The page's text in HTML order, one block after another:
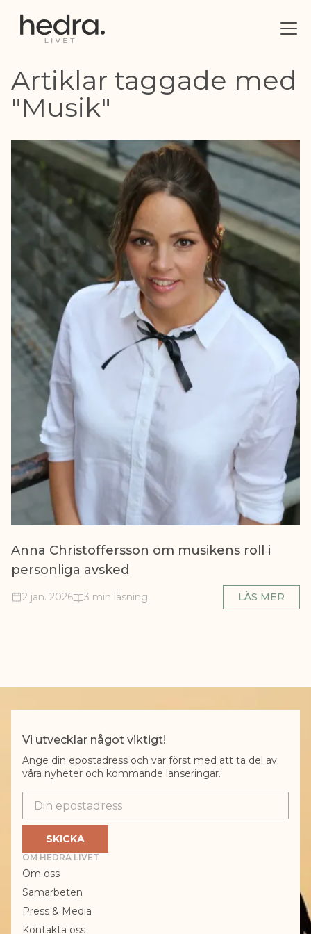
Artiklar taggade med
"Musik"
Anna Christoffersson om musikens roll i
personliga avsked
2 jan. 2026 3 min läsning LÄS MER
Vi utvecklar något viktigt!
Ange din epostadress och var först med att ta del av
våra nyheter och kommande lanseringar.
Epostadress
SKICKA
OM HEDRA LIVET
Om oss
Samarbeten
Press & Media
Kontakta oss